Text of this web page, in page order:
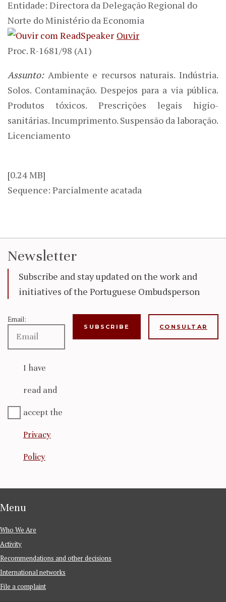
Entidade: Directora da Delegação Regional do
Norte do Ministério da Economia
Ouvir
Proc. R-1681/98 (A1)
Assunto:Ambiente e recursos naturais. Indústria.
Solos. Contaminação. Despejos para a via pública.
Produtos tóxicos. Prescrições legais higio-
sanitárias. Incumprimento. Suspensão da laboração.
Licenciamento
[0.24 MB]
Sequence: Parcialmente acatada
Newsletter
Subscribe and stay updated on the work and
initiatives of the Portuguese Ombudsperson
Email:
I have
read and
accept the
Privacy
Policy
CONSULTAR
Menu
Who We Are
Activity
Recommendations and other decisions
International networks
File a complaint